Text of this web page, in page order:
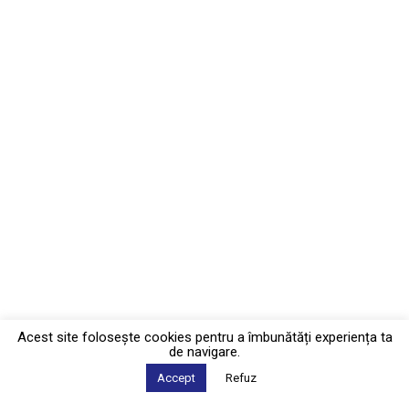
Acest site foloseşte cookies pentru a îmbunătăți experiența ta
de navigare.
Accept Refuz